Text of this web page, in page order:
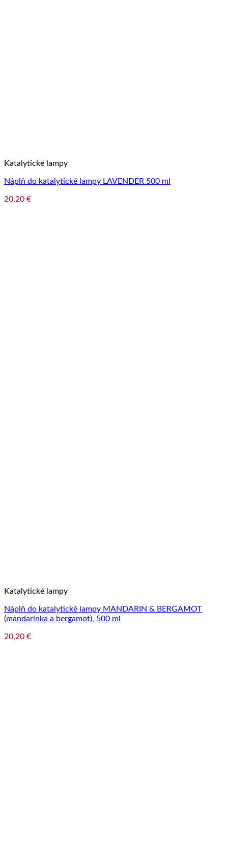
Katalytické lampy
Náplň do katalytické lampy LAVENDER 500 ml
20,20 €
Katalytické lampy
Náplň do katalytické lampy MANDARIN & BERGAMOT
(mandarinka a bergamot), 500 ml
20,20 €